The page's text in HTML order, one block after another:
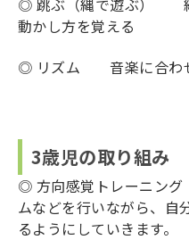
動かし方を覚える
◎ リズム 音楽に合わ
3歳児の取り組み
◎ 方向感覚トレーニン
ムなどを行いながら、自
るようにしていきます。